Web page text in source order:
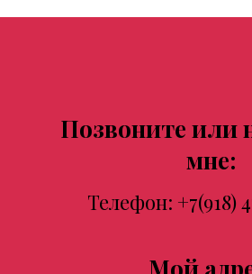
Позвоните или
мне:
Телефон: +7(918)